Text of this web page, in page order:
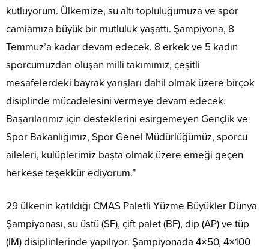
kutluyorum. Ülkemize, su altı topluluğumuza ve spor
camiamıza büyük bir mutluluk yaşattı. Şampiyona, 8
Temmuz’a kadar devam edecek. 8 erkek ve 5 kadın
sporcumuzdan oluşan milli takımımız, çeşitli
mesafelerdeki bayrak yarışları dahil olmak üzere birçok
disiplinde mücadelesini vermeye devam edecek.
Başarılarımız için desteklerini esirgemeyen Gençlik ve
Spor Bakanlığımız, Spor Genel Müdürlüğümüz, sporcu
aileleri, kulüplerimiz başta olmak üzere emeği geçen
herkese teşekkür ediyorum.”
29 ülkenin katıldığı CMAS Paletli Yüzme Büyükler Dünya
Şampiyonası, su üstü (SF), çift palet (BF), dip (AP) ve tüp
(IM) disiplinlerinde yapılıyor. Şampiyonada 4×50, 4×100